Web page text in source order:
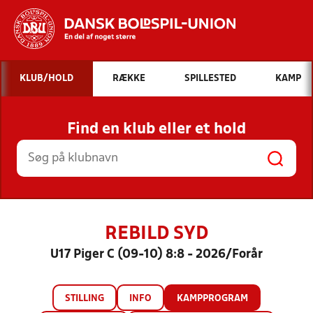
Hvad vil du søge efter?
INDHOLD OG NYHEDER
STILLINGER, RESULTATER, KLUBBER OG
HOLD
KLUB/HOLD RÆKKE SPILLESTED KAMP
Find en klub eller et hold
REBILD SYD
U17 Piger C (09-10) 8:8 - 2026/Forår
STILLING INFO KAMPPROGRAM